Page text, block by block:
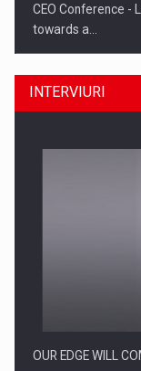
CEO Conference -
towards a…
CEO Conference
INTERVIURI
OUR EDGE WILL